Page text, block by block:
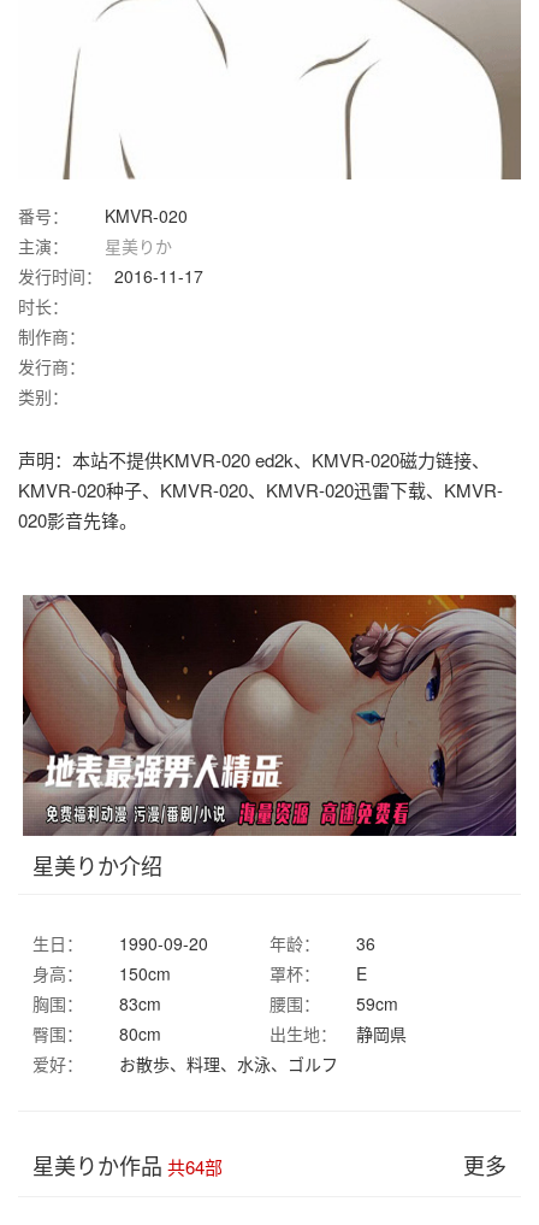
番号：
KMVR-020
主演：
星美りか
发行时间：
2016-11-17
时长：
制作商：
发行商：
类别：
声明：本站不提供KMVR-020 ed2k、KMVR-020磁力链接、
KMVR-020种子、KMVR-020、KMVR-020迅雷下载、KMVR-
020影音先锋。
星美りか介绍
生日： 1990-09-20 年龄：
36
身高：
150cm 罩杯：
E
胸围：
83cm 腰围：
59cm
臀围：
80cm 出生地：
静岡県
爱好：
お散歩、料理、水泳、ゴルフ
更多
星美りか作品 共64部